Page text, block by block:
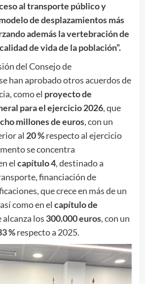
al transporte público y
de desplazamientos más
además la vertebración de
de vida de la población”.
del Consejo de
han aprobado otros acuerdos de
como el proyecto de
para el ejercicio 2026, que
millones de euros, con un
al 20 %respecto al ejercicio
se concentra
el capítulo 4, destinado a
financiación de
que crece en más de un
como en el capítulo de
alcanza los 300.000 euros, con un
%respecto a 2025.